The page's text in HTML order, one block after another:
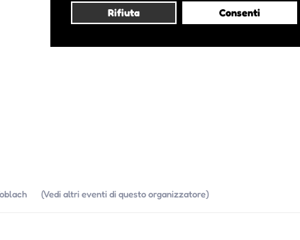
Rifiuta Consenti
(Vedi altri eventi di questo organizzatore)